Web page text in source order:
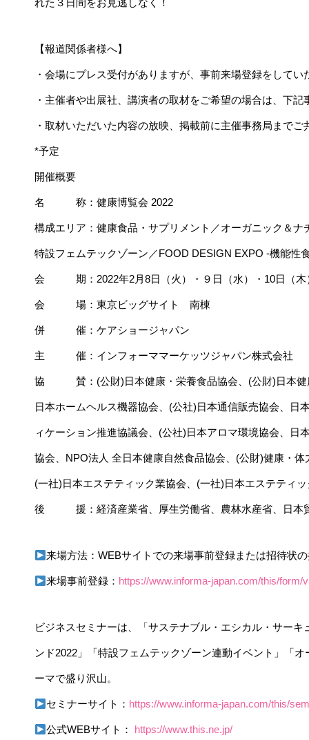
れた３日間をお見逃しなく！
【報道関係者様へ】
・会場にプレス受付がありますが、事前来場登録をして
・主催者や出展社、講演者の取材をご希望の場合は、下
・取材いただいた内容の放映、掲載前に主催事務局まで
*予定
開催概要
名 称：健康博覧会 2022
構成エリア：健康食品・サプリメント／オーガニック＆
特設フェムテックゾーン／FOOD DESIGN EXPO -機能性
会 期：2022年2月8日（火）・９日（水）・10日（木
会 場：東京ビッグサイト 南棟
併 催：ケアショージャパン
主 催：インフォーママーケッツジャパン株式会社
協 賛：(公財)日本健康・栄養食品協会、(公財)日本健
日本ホームヘルス機器協会、(公社)日本通信販売協会、
ィケーション推進協議会、(公社)日本アロマ環境協会、
協会、NPO法人 全日本健康自然食品協会、(公財)健康・
(一社)日本エステティック業協会、(一社)日本エステティ
後 援：経済産業省、厚生労働省、農林水産省、日本
来場方法：WEBサイトでの来場事前登録または招待状
来場事前登録： https://www.informa-japan.com/this/form/
ビジネスセミナーは、「サステナブル・エシカル・サー
ンド2022」「特設フェムテックゾーン連動イベント」「
ーマで盛り沢山。
セミナーサイト： https://www.informa-japan.com/this/
公式WEBサイト： https://www.this.ne.jp/